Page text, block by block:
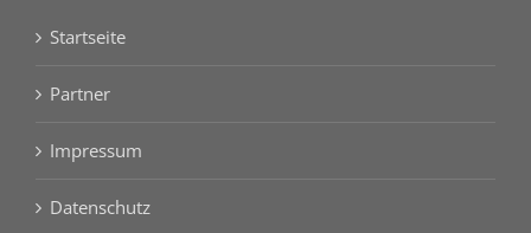
Startseite
Partner
Impressum
Datenschutz